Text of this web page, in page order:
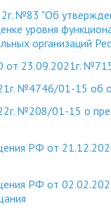
№83 "Об
уровня
организаций
23.09.2021г.
№4746/01-15 об
№208/01-15 о
РФ от
РФ от